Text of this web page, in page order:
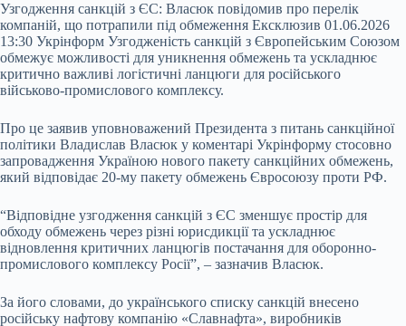
Узгодження санкцій з ЄС: Власюк повідомив про перелік
компаній, що потрапили під обмеження Ексклюзив 01.06.2026
13:30 Укрінформ Узгодженість санкцій з Європейським Союзом
обмежує можливості для уникнення обмежень та ускладнює
критично важливі логістичні ланцюги для російського
військово-промислового комплексу.
Про це заявив уповноважений Президента з питань санкційної
політики Владислав Власюк у коментарі Укрінформу стосовно
запровадження Україною нового пакету санкційних обмежень,
який відповідає 20-му пакету обмежень Євросоюзу проти РФ.
“Відповідне узгодження санкцій з ЄС зменшує простір для
обходу обмежень через різні юрисдикції та ускладнює
відновлення критичних ланцюгів постачання для оборонно-
промислового комплексу Росії”, – зазначив Власюк.
За його словами, до українського списку санкцій внесено
російську нафтову компанію «Славнафта», виробників